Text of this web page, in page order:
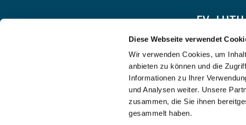
Diese Webseite verwendet
Wir verwenden Cookies, um
anbieten zu können und die
Informationen zu Ihrer
und Analysen weiter. Unsere
zusammen, die Sie ihnen
gesammelt haben.
EV.-